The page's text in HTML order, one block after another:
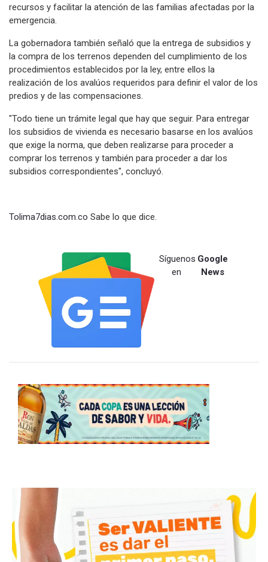
recursos y facilitar la atención de las familias afectadas por la
emergencia.
La gobernadora también señaló que la entrega de subsidios y
la compra de los terrenos dependen del cumplimiento de los
procedimientos establecidos por la ley, entre ellos la
realización de los avalúos requeridos para definir el valor de los
predios y de las compensaciones.
"Todo tiene un trámite legal que hay que seguir. Para entregar
los subsidios de vivienda es necesario basarse en los avalúos
que exige la norma, que deben realizarse para proceder a
comprar los terrenos y también para proceder a dar los
subsidios correspondientes", concluyó.
Tolima7dias.com.co Sabe lo que dice.
Síguenos
en
Google
News